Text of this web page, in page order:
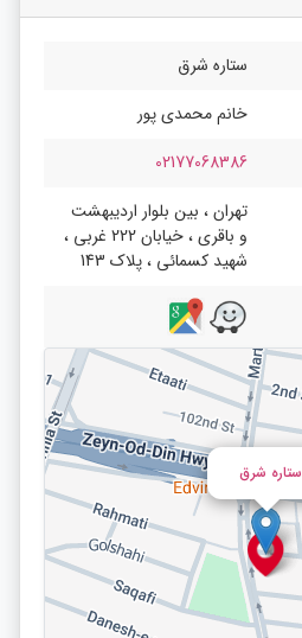
ستاره شرق
خانم محمدی پور
02177068386
تهران ، بین بلوار اردیبهشت
و باقری ، خیابان 222 غربی ،
شهید کسمائی ، پلاک 143
ستاره شرق